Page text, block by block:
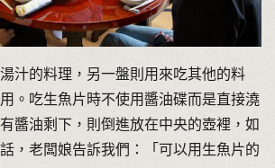
汁的料理，另一盤則用來吃其他的料
。吃生魚片時不使用醬油碟而是直接澆
醬油剩下，則倒進放在中央的壺裡，如
，老闆娘告訴我們：「可以用生魚片的